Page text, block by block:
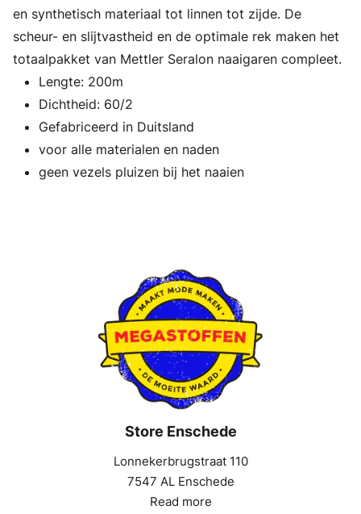
en synthetisch materiaal tot linnen tot zijde. De
scheur- en slijtvastheid en de optimale rek maken het
totaalpakket van Mettler Seralon naaigaren compleet.
Lengte: 200m
Dichtheid: 60/2
Gefabriceerd in Duitsland
voor alle materialen en naden
geen vezels pluizen bij het naaien
Store Enschede
Lonnekerbrugstraat 110
7547 AL Enschede
Read more